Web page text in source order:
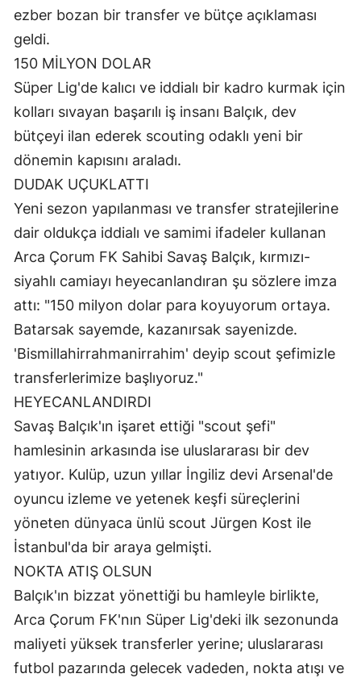
ezber bozan bir transfer ve bütçe açıklaması
geldi.
150 MİLYON DOLAR
Süper Lig'de kalıcı ve iddialı bir kadro kurmak için
kolları sıvayan başarılı iş insanı Balçık, dev
bütçeyi ilan ederek scouting odaklı yeni bir
dönemin kapısını araladı.
DUDAK UÇUKLATTI
Yeni sezon yapılanması ve transfer stratejilerine
dair oldukça iddialı ve samimi ifadeler kullanan
Arca Çorum FK Sahibi Savaş Balçık, kırmızı-
siyahlı camiayı heyecanlandıran şu sözlere imza
attı: "150 milyon dolar para koyuyorum ortaya.
Batarsak sayemde, kazanırsak sayenizde.
'Bismillahirrahmanirrahim' deyip scout şefimizle
transferlerimize başlıyoruz."
HEYECANLANDIRDI
Savaş Balçık'ın işaret ettiği "scout şefi"
hamlesinin arkasında ise uluslararası bir dev
yatıyor. Kulüp, uzun yıllar İngiliz devi Arsenal'de
oyuncu izleme ve yetenek keşfi süreçlerini
yöneten dünyaca ünlü scout Jürgen Kost ile
İstanbul'da bir araya gelmişti.
NOKTA ATIŞ OLSUN
Balçık'ın bizzat yönettiği bu hamleyle birlikte,
Arca Çorum FK'nın Süper Lig'deki ilk sezonunda
maliyeti yüksek transferler yerine; uluslararası
futbol pazarında gelecek vadeden, nokta atışı ve